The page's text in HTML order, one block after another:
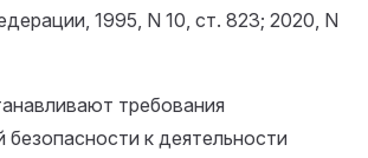
1995, N 10, ст. 823; 2020, N
требования
к деятельности